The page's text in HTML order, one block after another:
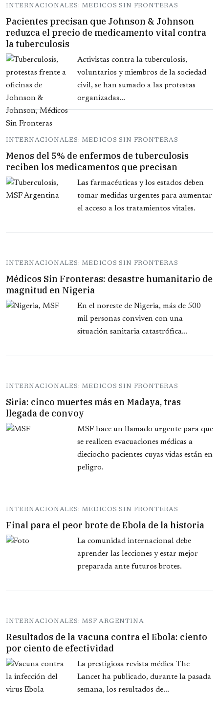
INTERNACIONALES: MEDICOS SIN FRONTERAS
Pacientes precisan que Johnson & Johnson
reduzca el precio de medicamento vital contra
la tuberculosis
Activistas contra la tuberculosis,
voluntarios y miembros de la sociedad
civil, se han sumado a las protestas
organizadas...
INTERNACIONALES: MEDICOS SIN FRONTERAS
Menos del 5% de enfermos de tuberculosis
reciben los medicamentos que precisan
Las farmacéuticas y los estados deben
tomar medidas urgentes para aumentar
el acceso a los tratamientos vitales.
INTERNACIONALES: MEDICOS SIN FRONTERAS
Médicos Sin Fronteras: desastre humanitario de
magnitud en Nigeria
En el noreste de Nigeria, más de 500
mil personas conviven con una
situación sanitaria catastrófica...
INTERNACIONALES: MEDICOS SIN FRONTERAS
Siria: cinco muertes más en Madaya, tras
llegada de convoy
MSF hace un llamado urgente para que
se realicen evacuaciones médicas a
dieciocho pacientes cuyas vidas están en
peligro.
INTERNACIONALES: MEDICOS SIN FRONTERAS
Final para el peor brote de Ebola de la historia
La comunidad internacional debe
aprender las lecciones y estar mejor
preparada ante futuros brotes.
INTERNACIONALES: MSF ARGENTINA
Resultados de la vacuna contra el Ebola: ciento
por ciento de efectividad
La prestigiosa revista médica The
Lancet ha publicado, durante la pasada
semana, los resultados de...